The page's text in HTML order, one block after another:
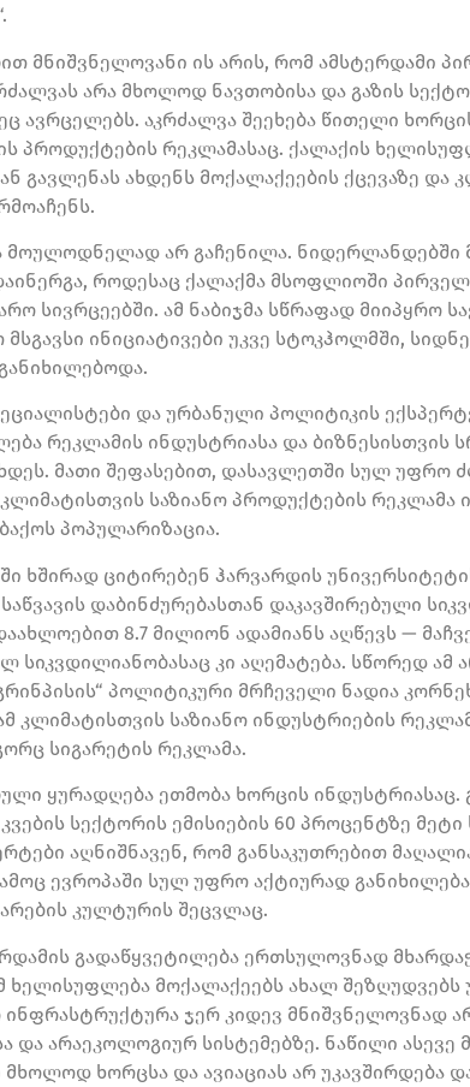
მნიშვნელოვანი ის არის, რომ ამსტერდამი
არა მხოლოდ ნავთობისა და გაზის
ავრცელებს. აკრძალვა შეეხება წითელი
პროდუქტების რეკლამასაც. ქალაქის
გავლენას ახდენს მოქალაქეების ქცევაზე და
მოულოდნელად არ გაჩენილა. ნიდერლანდებში
როდესაც ქალაქმა მსოფლიოში
სივრცეებში. ამ ნაბიჯმა სწრაფად მიიპყრო
მსგავსი ინიციატივები უკვე სტოკჰოლმში,
და ურბანული პოლიტიკის
რეკლამის ინდუსტრიასა და ბიზნესისთვის
მათი შეფასებით, დასავლეთში სულ უფრო
საზიანო პროდუქტების რეკლამა
პოპულარიზაცია.
ხშირად ციტირებენ ჰარვარდის
დაბინძურებასთან დაკავშირებული
8.7 მილიონ ადამიანს აღწევს —
სიკვდილიანობასაც კი აღემატება. სწორედ
პოლიტიკური მრჩეველი ნადია
კლიმატისთვის საზიანო ინდუსტრიების
სიგარეტის რეკლამა.
ყურადღება ეთმობა ხორცის ინდუსტრიასაც.
სექტორის ემისიების 60 პროცენტზე
აღნიშნავენ, რომ განსაკუთრებით
ევროპაში სულ უფრო აქტიურად
კულტურის შეცვლაც.
გადაწყვეტილება ერთსულოვნად
ხელისუფლება მოქალაქეებს ახალ შეზღუდვებს
ჯერ კიდევ მნიშვნელოვნად
და არაეკოლოგიურ სისტემებზე. ნაწილი ასევე
ხორცსა და ავიაციას არ უკავშირდება